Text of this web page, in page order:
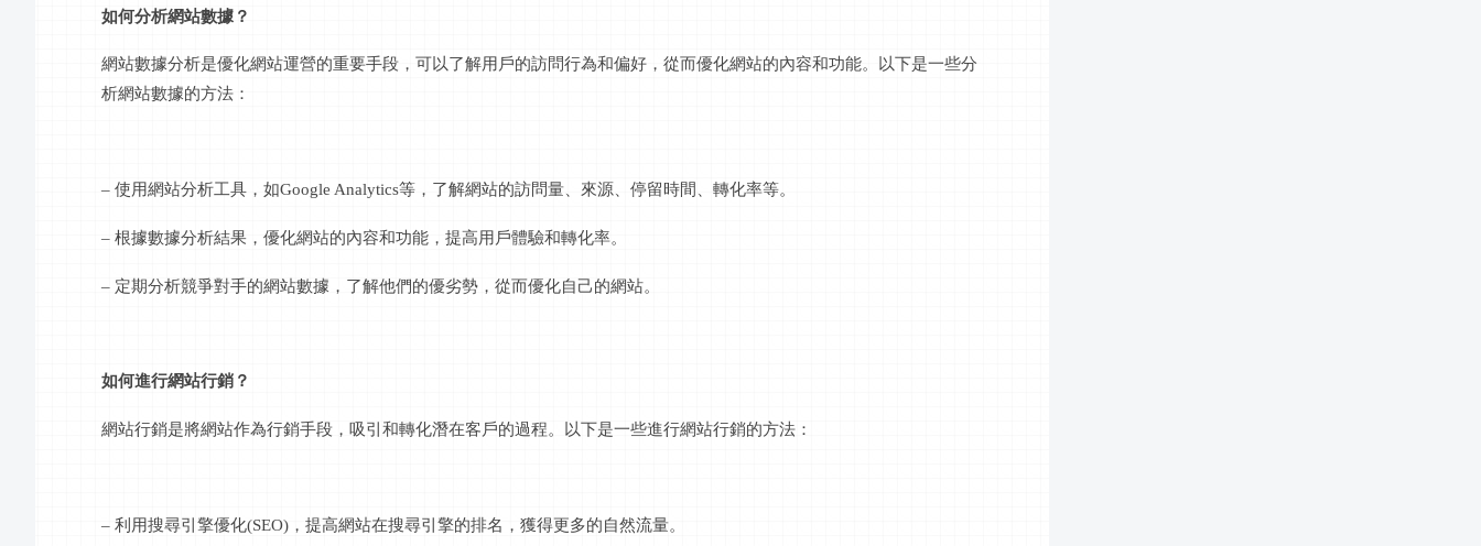
如何分析網站數據？
網站數據分析是優化網站運營的重要手段，可以了解用戶的訪問行為和偏好，從而優化網站的內容和功能。以下是一些分
析網站數據的方法：
– 使用網站分析工具，如Google Analytics等，了解網站的訪問量、來源、停留時間、轉化率等。
– 根據數據分析結果，優化網站的內容和功能，提高用戶體驗和轉化率。
– 定期分析競爭對手的網站數據，了解他們的優劣勢，從而優化自己的網站。
如何進行網站行銷？
網站行銷是將網站作為行銷手段，吸引和轉化潛在客戶的過程。以下是一些進行網站行銷的方法：
– 利用搜尋引擎優化(SEO)，提高網站在搜尋引擎的排名，獲得更多的自然流量。